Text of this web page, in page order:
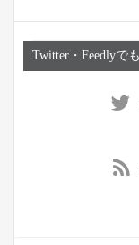
Twitter・Feedlyで